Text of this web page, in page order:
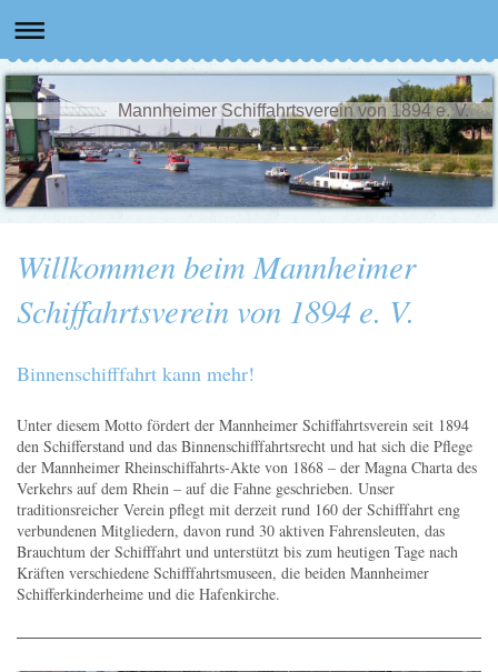
Mannheimer Schiffahrtsverein von 1894 e. V.
Willkommen beim Mannheimer
Schiffahrtsverein von 1894 e. V.
Binnenschifffahrt kann mehr!
Unter diesem Motto fördert der Mannheimer Schiffahrtsverein seit 1894
den Schifferstand und das Binnenschifffahrtsrecht und hat sich die Pflege
der Mannheimer Rheinschiffahrts-Akte von 1868 – der Magna Charta des
Verkehrs auf dem Rhein – auf die Fahne geschrieben. Unser
traditionsreicher Verein pflegt mit derzeit rund 160 der Schifffahrt eng
verbundenen Mitgliedern, davon rund 30 aktiven Fahrensleuten, das
Brauchtum der Schifffahrt und unterstützt bis zum heutigen Tage nach
Kräften verschiedene Schifffahrtsmuseen, die beiden Mannheimer
Schifferkinderheime und die Hafenkirche.